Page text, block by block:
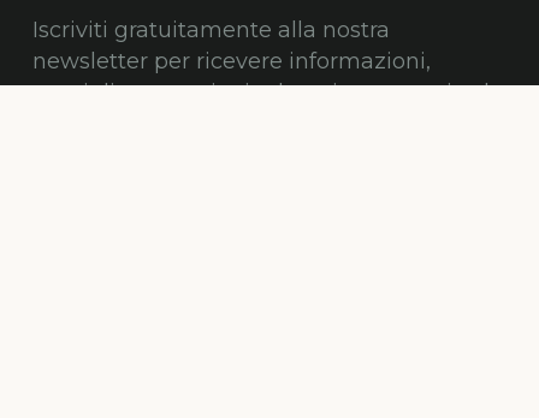
Iscriviti gratuitamente alla nostra
newsletter per ricevere informazioni,
consigli, promozioni ed aggiornamenti sul